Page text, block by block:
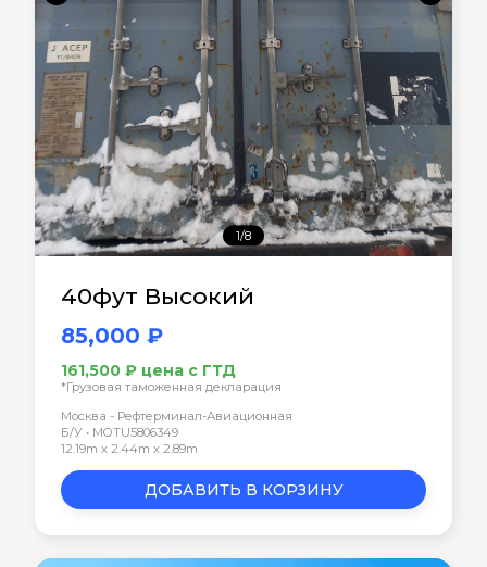
1/8
40фут Высокий
85,000 ₽
161,500 ₽ цена с ГТД
*Грузовая таможенная декларация
Москва - Рефтерминал-Авиационная
Б/У • MOTU5806349
12.19m x 2.44m x 2.89m
ДОБАВИТЬ В КОРЗИНУ